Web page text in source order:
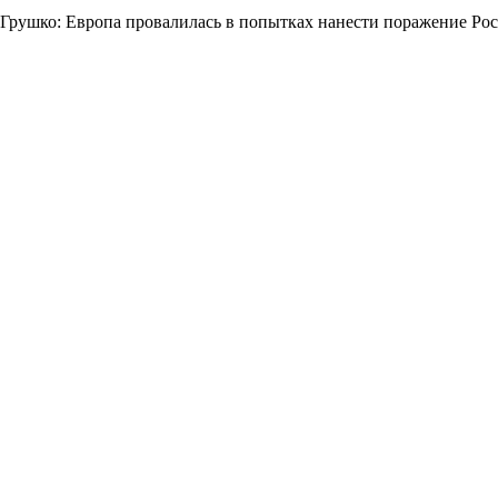
Грушко: Европа провалилась в попытках нанести поражение